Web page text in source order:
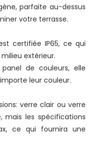
parfaite au-dessus
votre terrasse.
certifiée IP65, ce qui
extérieur.
de couleurs, elle
leur couleur.
verre clair ou verre
mais les spécifications
ce qui fournira une